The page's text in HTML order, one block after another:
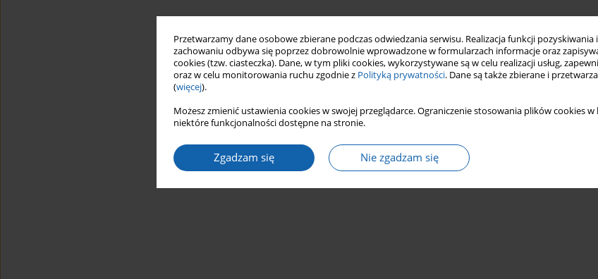
Przetwarzamy dane osobowe zbierane podczas odwiedzania serwisu. Realizacja funkcji
zachowaniu odbywa się poprzez dobrowolnie wprowadzone w formularzach informacje oraz
cookies (tzw. ciasteczka). Dane, w tym pliki cookies, wykorzystywane są w celu realizacji usług,
oraz w celu monitorowania ruchu zgodnie z Polityką prywatności. Dane są także zbierane i
(więcej).
Możesz zmienić ustawienia cookies w swojej przeglądarce. Ograniczenie stosowania plików cookies
niektóre funkcjonalności dostępne na stronie.
Zgadzam się Nie zgadzam się